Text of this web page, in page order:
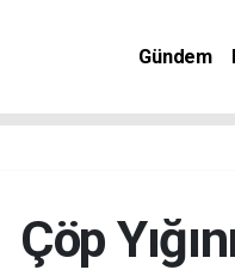
Gündem
Çöp